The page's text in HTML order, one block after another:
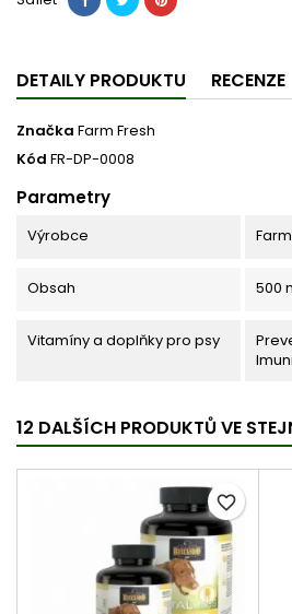
DETAILY PRODUKTU RECENZE
Značka Farm Fresh
Kód FR-DP-0008
Parametry
Výrobce
Obsah 500
Vitamíny a doplňky pro psy
12 DALŠÍCH PRODUKTŮ VE
favorite_border